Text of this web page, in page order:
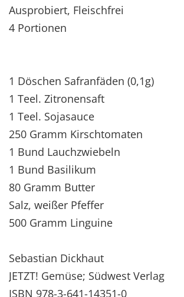
Ausprobiert, Fleischfrei
4 Portionen
1 Döschen Safranfäden (0,1g)
1 Teel. Zitronensaft
1 Teel. Sojasauce
250 Gramm Kirschtomaten
1 Bund Lauchzwiebeln
1 Bund Basilikum
80 Gramm Butter
Salz, weißer Pfeffer
500 Gramm Linguine
Sebastian Dickhaut
JETZT! Gemüse; Südwest Verlag
ISBN 978-3-641-14351-0